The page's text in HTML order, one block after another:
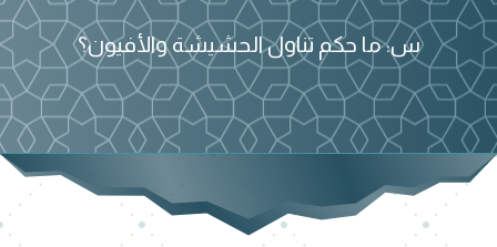
س: ما حكم تناول الحشيشة والأفيون؟